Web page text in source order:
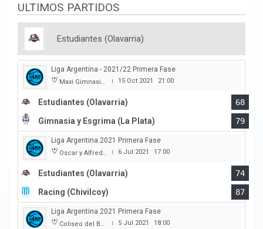
ULTIMOS PARTIDOS
Estudiantes (Olavarria)
Liga Argentina - 2021/22 Primera Fase
Maxi Gimnasio Parque Carlos Guerrero | 15 Oct 2021 21:00
Estudiantes (Olavarria)
68
Gimnasia y Esgrima (La Plata)
79
Liga Argentina 2021 Primera Fase
Oscar y Alfredo Barca | 6 Jul 2021 17:00
Estudiantes (Olavarria)
74
Racing (Chivilcoy)
87
Liga Argentina 2021 Primera Fase
Coliseo del Boulevard | 5 Jul 2021 18:00